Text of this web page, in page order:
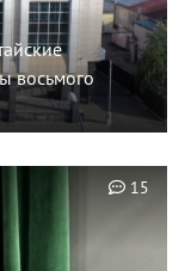
восьмого
15